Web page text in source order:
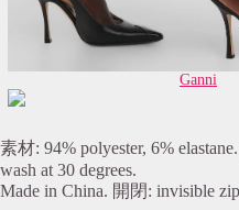
Ganni
素材: 94% polyester, 6%
wash at 30 degrees.
Made in China. 開閉: invisible